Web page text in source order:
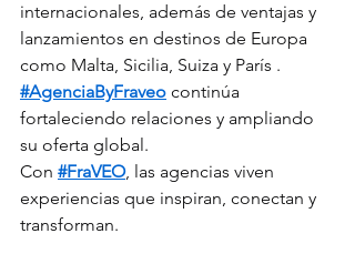
internacionales, además de ventajas y
lanzamientos en destinos de Europa
como Malta, Sicilia, Suiza y París .
#AgenciaByFraveo continúa
fortaleciendo relaciones y ampliando
su oferta global.
Con #FraVEO, las agencias viven
experiencias que inspiran, conectan y
transforman.